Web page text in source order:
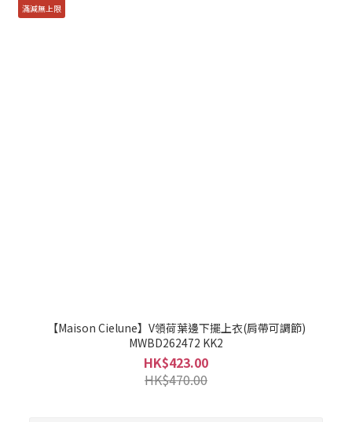
滿減無上限
【Maison Cielune】V領荷葉邊下擺上衣(肩帶可調節)
MWBD262472 KK2
HK$423.00
HK$470.00